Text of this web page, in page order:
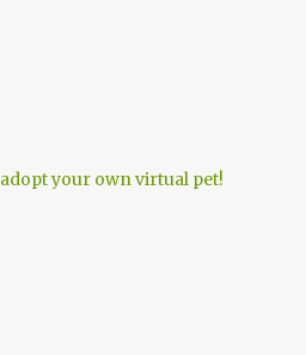
adopt your own virtual pet!